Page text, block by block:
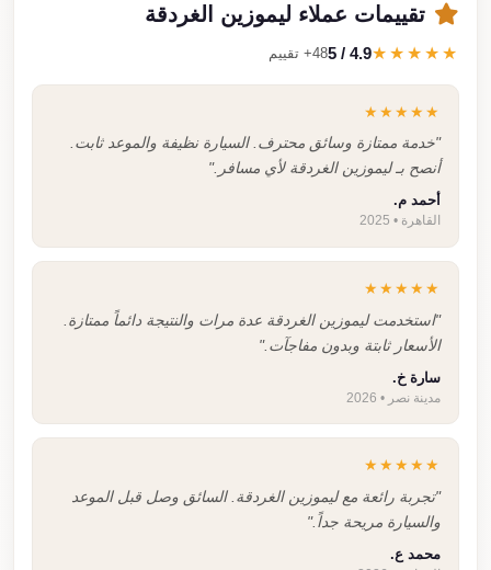
تقييمات عملاء ليموزين الغردقة
★★★★★
4.9 / 5 48+ تقييم
★★★★★
"خدمة ممتازة وسائق محترف. السيارة نظيفة والموعد ثابت.
أنصح بـ ليموزين الغردقة لأي مسافر."
أحمد م.
القاهرة • 2025
★★★★★
"استخدمت ليموزين الغردقة عدة مرات والنتيجة دائماً ممتازة.
الأسعار ثابتة وبدون مفاجآت."
سارة خ.
مدينة نصر • 2026
★★★★★
"تجربة رائعة مع ليموزين الغردقة. السائق وصل قبل الموعد
والسيارة مريحة جداً."
محمد ع.